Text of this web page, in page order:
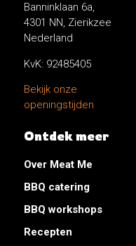
Banninklaan 6a,
4301 NN, Zierikzee
Nederland
KvK: 92485405
Bekijk onze
openingstijden
Ontdek meer
Over Meat Me
BBQ catering
BBQ workshops
Recepten